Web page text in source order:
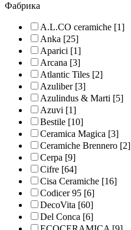
Фабрика
A.L.CO ceramiche [1]
Anka [25]
Aparici [1]
Arcana [3]
Atlantic Tiles [2]
Azuliber[3]
Azulindus & Marti [5]
Azuvi [1]
Bestile [10]
Ceramica Magica [3]
Ceramiche Brennero [2]
Cerpa [9]
Cifre [64]
Cisa Ceramiche [16]
Codicer 95 [6]
DecoVita [60]
Del Conca [6]